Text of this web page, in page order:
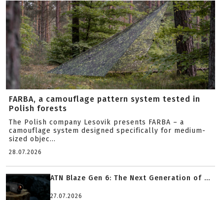
FARBA, a camouflage pattern system tested in
Polish forests
The Polish company Lesovik presents FARBA – a
camouflage system designed specifically for medium-
sized objec...
28.07.2026
ATN Blaze Gen 6: The Next Generation of ...
27.07.2026